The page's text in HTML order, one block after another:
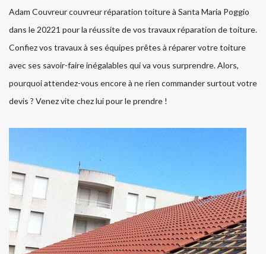
Adam Couvreur couvreur réparation toiture à Santa Maria Poggio
dans le 20221 pour la réussite de vos travaux réparation de toiture.
Confiez vos travaux à ses équipes prêtes à réparer votre toiture
avec ses savoir-faire inégalables qui va vous surprendre. Alors,
pourquoi attendez-vous encore à ne rien commander surtout votre
devis ? Venez vite chez lui pour le prendre !